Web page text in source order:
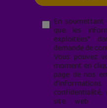
En soumettant
que les
exploitées*
demande de
Vous pouvez
moment en
page de nos
site web